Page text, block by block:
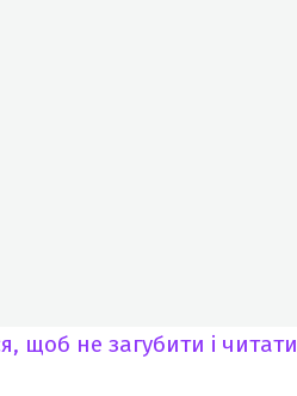
щоб не загубити і читати